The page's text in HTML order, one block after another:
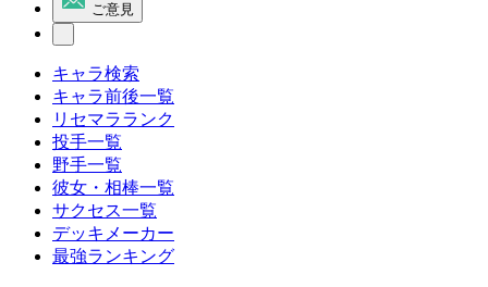
ご意見
キャラ検索
キャラ前後一覧
リセマラランク
投手一覧
野手一覧
彼女・相棒一覧
サクセス一覧
デッキメーカー
最強ランキング